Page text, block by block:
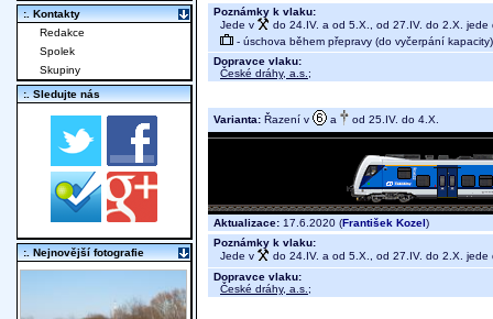
Poznámky k vlaku:
Jede v
do 24.IV. a od 5.X., od 27.IV. do 2.X. jede
- úschova během přepravy (do vyčerpání kapacity)
Dopravce vlaku:
České dráhy, a.s. ;
Varianta: Řazení v a od 25.IV. do 4.X.
Aktualizace: 17.6.2020 (František Kozel)
Poznámky k vlaku:
Jede v
do 24.IV. a od 5.X., od 27.IV. do 2.X. jede
Dopravce vlaku:
České dráhy, a.s. ;
:. Kontakty
Redakce
Spolek
Skupiny
:. Sledujte nás
:. Nejnovější fotografie